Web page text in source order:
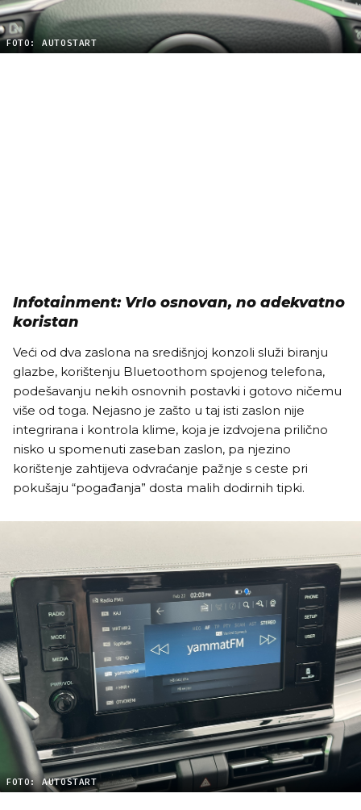
FOTO: AUTOSTART
Infotainment: Vrlo osnovan, no adekvatno
koristan
Veći od dva zaslona na središnjoj konzoli služi biranju
glazbe, korištenju Bluetoothom spojenog telefona,
podešavanju nekih osnovnih postavki i gotovo ničemu
više od toga. Nejasno je zašto u taj isti zaslon nije
integrirana i kontrola klime, koja je izdvojena prilično
nisko u spomenuti zaseban zaslon, pa njezino
korištenje zahtijeva odvraćanje pažnje s ceste pri
pokušaju “pogađanja” dosta malih dodirnih tipki.
FOTO: AUTOSTART